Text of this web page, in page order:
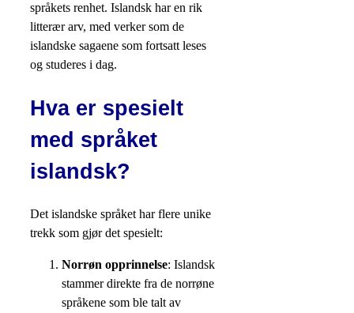
språkets renhet. Islandsk har en rik
litterær arv, med verker som de
islandske sagaene som fortsatt leses
og studeres i dag.
Hva er spesielt
med språket
islandsk?
Det islandske språket har flere unike
trekk som gjør det spesielt:
Norrøn opprinnelse: Islandsk
stammer direkte fra de norrøne
språkene som ble talt av